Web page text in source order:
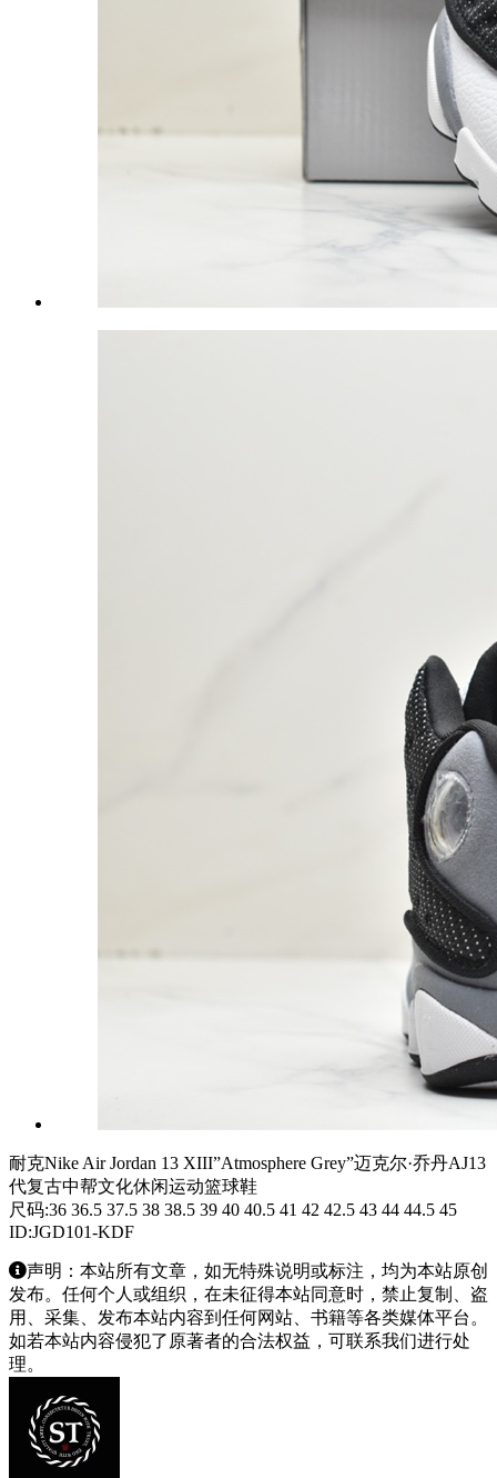
耐克Nike Air Jordan 13 XIII”Atmosphere Grey”迈克尔·乔丹AJ13
代复古中帮文化休闲运动篮球鞋
尺码:36 36.5 37.5 38 38.5 39 40 40.5 41 42 42.5 43 44 44.5 45
ID:JGD101-KDF
声明：本站所有文章，如无特殊说明或标注，均为本站原创
发布。任何个人或组织，在未征得本站同意时，禁止复制、盗
用、采集、发布本站内容到任何网站、书籍等各类媒体平台。
如若本站内容侵犯了原著者的合法权益，可联系我们进行处
理。